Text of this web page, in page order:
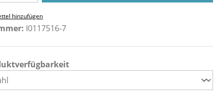
hinzufügen
I0117516-7